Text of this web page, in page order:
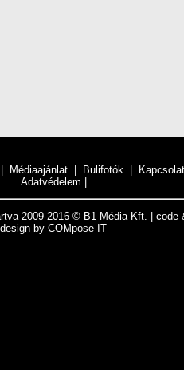
Médiaajánlat Bulifotók
Kapcsolat
Adatvédelem
2009-2016 © B1 Média Kft. | code
design by COMpose-IT